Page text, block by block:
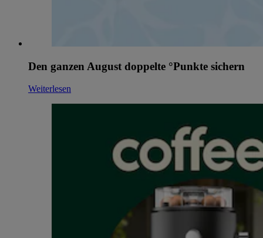
Den ganzen August doppelte °Punkte sichern
Weiterlesen